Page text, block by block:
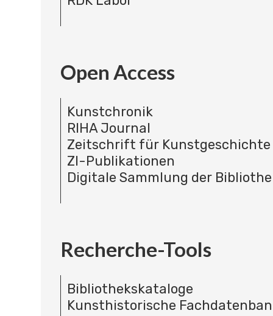
Open Access
Kunstchronik
RIHA Journal
Zeitschrift für Kunstgeschichte
ZI-Publikationen
Digitale Sammlung der
Recherche-Tools
Bibliothekskataloge
Kunsthistorische